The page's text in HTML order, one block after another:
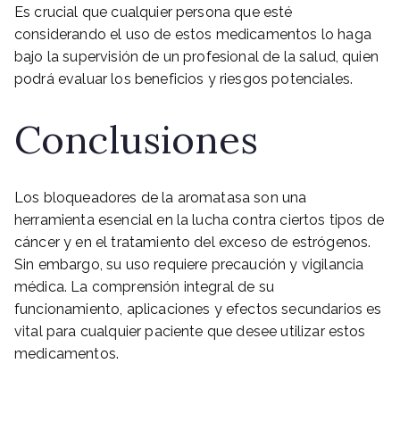
Es crucial que cualquier persona que esté
considerando el uso de estos medicamentos lo haga
bajo la supervisión de un profesional de la salud, quien
podrá evaluar los beneficios y riesgos potenciales.
Conclusiones
Los bloqueadores de la aromatasa son una
herramienta esencial en la lucha contra ciertos tipos de
cáncer y en el tratamiento del exceso de estrógenos.
Sin embargo, su uso requiere precaución y vigilancia
médica. La comprensión integral de su
funcionamiento, aplicaciones y efectos secundarios es
vital para cualquier paciente que desee utilizar estos
medicamentos.